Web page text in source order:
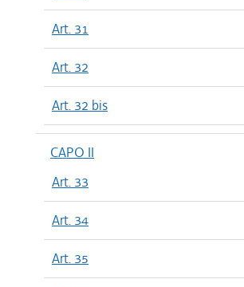
Art. 31
Art. 32
Art. 32 bis
CAPO II
Art. 33
Art. 34
Art. 35